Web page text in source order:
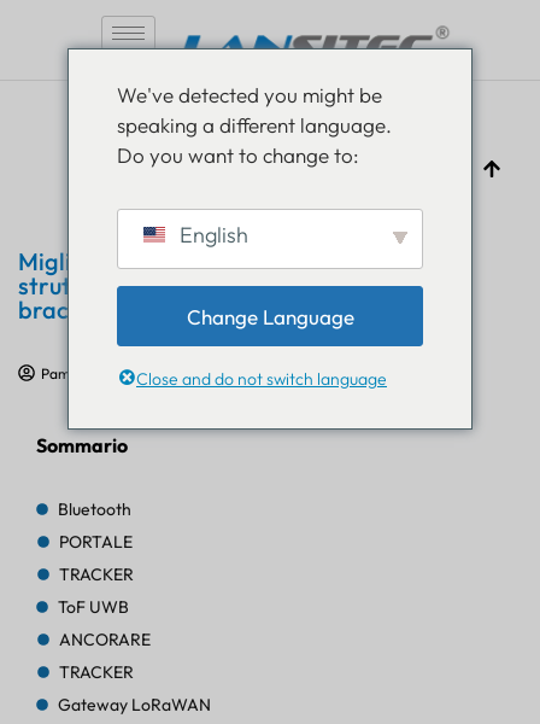
Migliorare l'assistenza agli anziani nelle
strutture di residenza assistita con il
braccialetto Bluetooth
Pam Luthra 25 aprile 2024 Casi di studio IoT
Sommario
Bluetooth
PORTALE
TRACKER
ToF UWB
ANCORARE
TRACKER
Gateway LoRaWAN
We've detected you might be
speaking a different language.
Do you want to change to:
English
Change Language
Close and do not switch language